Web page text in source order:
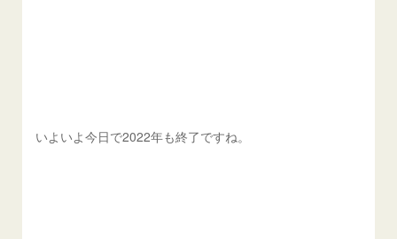
いよいよ今日で2022年も終了ですね。